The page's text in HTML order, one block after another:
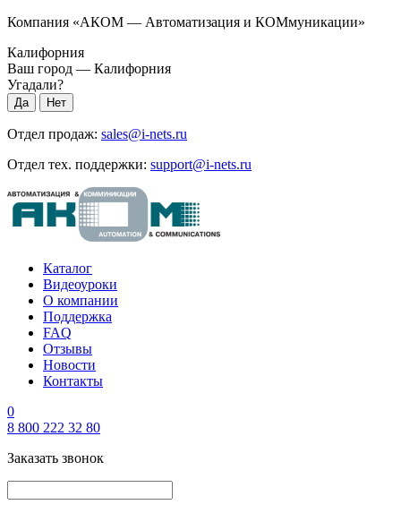
Компания «АКОМ — Автоматизация и КОМмуникации»
Калифорния
Ваш город — Калифорния
Угадали?
Отдел продаж: sales@i-nets.ru
Отдел тех. поддержки: support@i-nets.ru
Каталог
Видеоуроки
О компании
Поддержка
FAQ
Отзывы
Новости
Контакты
0
8 800 222 32 80
Заказать звонок